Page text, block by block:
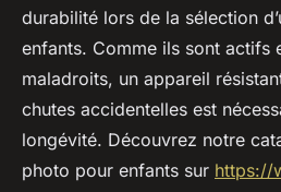
durabilité lors de la sélection
enfants. Comme ils sont actifs
maladroits, un appareil
chutes accidentelles est
longévité. Découvrez notre
photo pour enfants sur https://